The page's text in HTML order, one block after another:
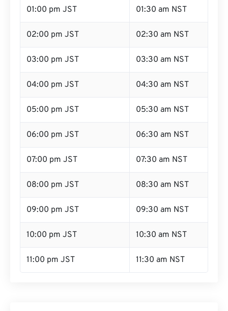
01:00 pm JST 01:30 am NST
02:00 pm JST 02:30 am NST
03:00 pm JST 03:30 am NST
04:00 pm JST 04:30 am NST
05:00 pm JST 05:30 am NST
06:00 pm JST 06:30 am NST
07:00 pm JST 07:30 am NST
08:00 pm JST 08:30 am NST
09:00 pm JST 09:30 am NST
10:00 pm JST 10:30 am NST
11:00 pm JST 11:30 am NST